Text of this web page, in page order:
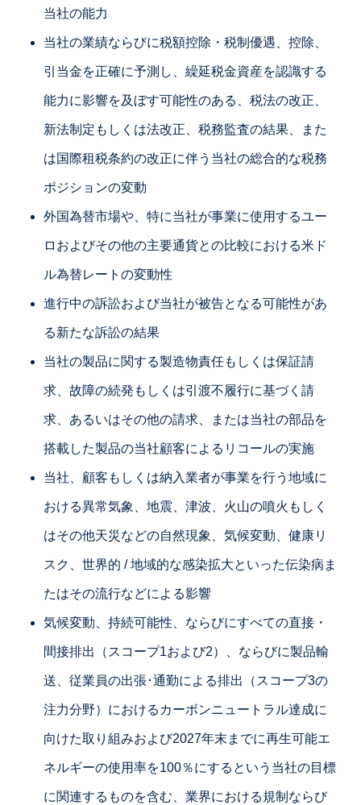
当社の能力
当社の業績ならびに税額控除・税制優遇、控除、
引当金を正確に予測し、繰延税金資産を認識する
能力に影響を及ぼす可能性のある、税法の改正、
新法制定もしくは法改正、税務監査の結果、また
は国際租税条約の改正に伴う当社の総合的な税務
ポジションの変動
外国為替市場や、特に当社が事業に使用するユー
ロおよびその他の主要通貨との比較における米ド
ル為替レートの変動性
進行中の訴訟および当社が被告となる可能性があ
る新たな訴訟の結果
当社の製品に関する製造物責任もしくは保証請
求、故障の続発もしくは引渡不履行に基づく請
求、あるいはその他の請求、または当社の部品を
搭載した製品の当社顧客によるリコールの実施
当社、顧客もしくは納入業者が事業を行う地域に
おける異常気象、地震、津波、火山の噴火もしく
はその他天災などの自然現象、気候変動、健康リ
スク、世界的 / 地域的な感染拡大といった伝染病ま
たはその流行などによる影響
気候変動、持続可能性、ならびにすべての直接・
間接排出（スコープ1および2）、ならびに製品輸
送、従業員の出張･通勤による排出（スコープ3の
注力分野）におけるカーボンニュートラル達成に
向けた取り組みおよび2027年末までに再生可能エ
ネルギーの使用率を100％にするという当社の目標
に関連するものを含む、業界における規制ならび